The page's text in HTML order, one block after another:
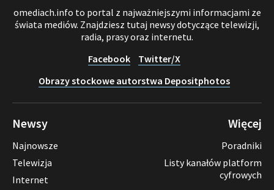
omediach.info to portal z najważniejszymi informacjami ze
świata mediów. Znajdziesz tutaj newsy dotyczące telewizji,
radia, prasy oraz internetu.
Facebook
Twitter/X
Obrazy stockowe autorstwa Depositphotos
Newsy
Najnowsze
Telewizja
Internet
Więcej
Poradniki
Listy kanałów platform
cyfrowych